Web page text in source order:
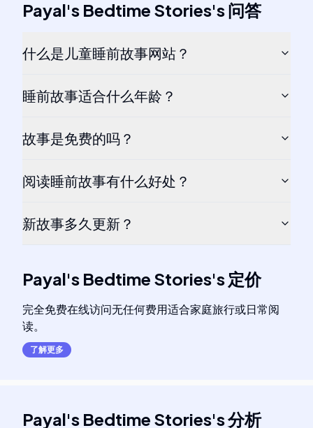
Payal's Bedtime Stories's问答
什么是儿童睡前故事网站？
睡前故事适合什么年龄？
故事是免费的吗？
阅读睡前故事有什么好处？
新故事多久更新？
Payal's Bedtime Stories's 定价
完全免费在线访问无任何费用适合家庭旅行或日常阅
读。
了解更多
Payal's Bedtime Stories's分析